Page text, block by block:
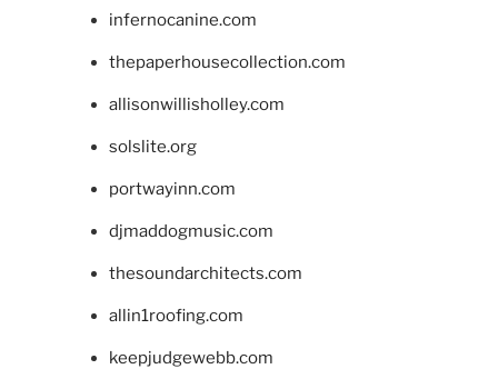
infernocanine.com
thepaperhousecollection.com
allisonwillisholley.com
solslite.org
portwayinn.com
djmaddogmusic.com
thesoundarchitects.com
allin1roofing.com
keepjudgewebb.com